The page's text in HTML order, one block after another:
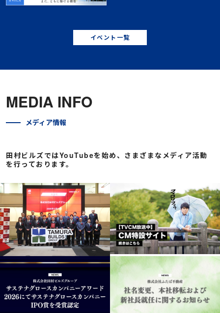
イベント一覧
MEDIA INFO
メディア情報
田村ビルズではYouTubeを始め、さまざまなメディア活動
を行っております。